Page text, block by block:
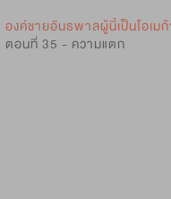
องค์ชายอันธพาลผู้นี้เป็นโอเมก้
ตอนที่ 35 - ความแตก